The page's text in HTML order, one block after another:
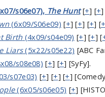
s06e07), The Hunt[+] [+
(6x09/S06e09) [+] [+] [+] [
Birth(4x09/s04e09) [+] [+] [
Liars(5x22/s05e22) [ABC
s08e08) [+] [+] [SyFy].
s07e03) [+] [+] [+]
(6x05/s06e05) [+]